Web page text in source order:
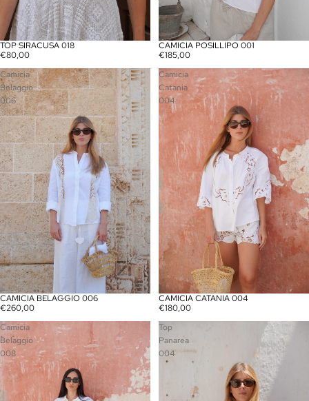
AGOTADO
TOP SIRACUSA 018
€80,00
AGOTADO
CAMICIA POSILLIPO 001
€185,00
Camicia
Belaggio
006
AGOTADO
CAMICIA BELAGGIO 006
€260,00
Camicia
Catania
004
AGOTADO
CAMICIA CATANIA 004
€180,00
Camicia
Belaggio
008
Top
Panarea
004